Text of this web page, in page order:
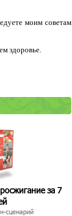
моим советам
здоровье.
за 7
сценарий